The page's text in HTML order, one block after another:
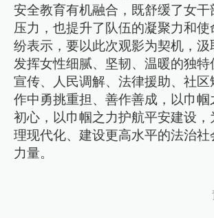
安全教育有机融合，既舒缓了女
压力，也提升了队伍的凝聚力和使
纷表示，要以此次观影为契机，汲
发挥女性细腻、坚韧、温暖的独
宣传、人民调解、法律援助、社区
作中勇挑重担、善作善成，以巾
初心，以巾帼之力护航平安建设
理现代化、建设更高水平的法治
力量。